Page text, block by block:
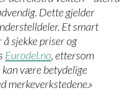
Dette gjelder
Et smart
sjekke priser og
Eurodel.no, ettersom
kan være betydelige
merkeverkstedene.»